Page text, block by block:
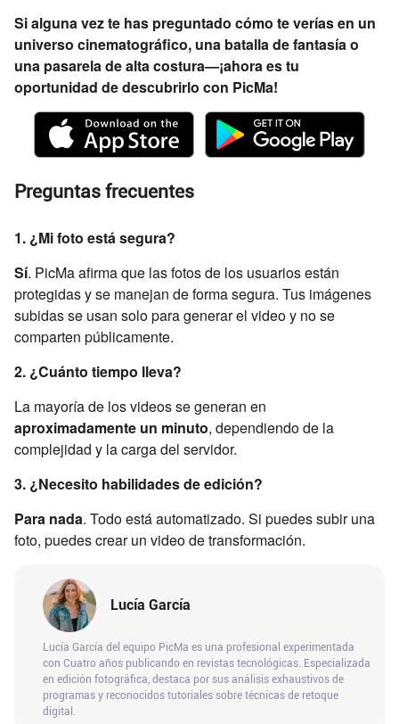
Si alguna vez te has preguntado cómo te verías en un
universo cinematográfico, una batalla de fantasía o
una pasarela de alta costura—¡ahora es tu
oportunidad de descubrirlo con PicMa!
Preguntas frecuentes
1. ¿Mi foto está segura?
Sí. PicMa afirma que las fotos de los usuarios están
protegidas y se manejan de forma segura. Tus imágenes
subidas se usan solo para generar el video y no se
comparten públicamente.
2. ¿Cuánto tiempo lleva?
La mayoría de los videos se generan en
aproximadamente un minuto, dependiendo de la
complejidad y la carga del servidor.
3. ¿Necesito habilidades de edición?
Para nada. Todo está automatizado. Si puedes subir una
foto, puedes crear un video de transformación.
Lucía García
Lucía García del equipo PicMa es una profesional experimentada
con Cuatro años publicando en revistas tecnológicas. Especializada
en edición fotográfica, destaca por sus análisis exhaustivos de
programas y reconocidos tutoriales sobre técnicas de retoque
digital.